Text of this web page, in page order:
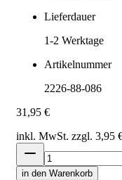
Lieferdauer
1-2 Werktage
Artikelnummer
2226-88-086
31,95 €
inkl. MwSt. zzgl. 3,95
in den Warenkorb